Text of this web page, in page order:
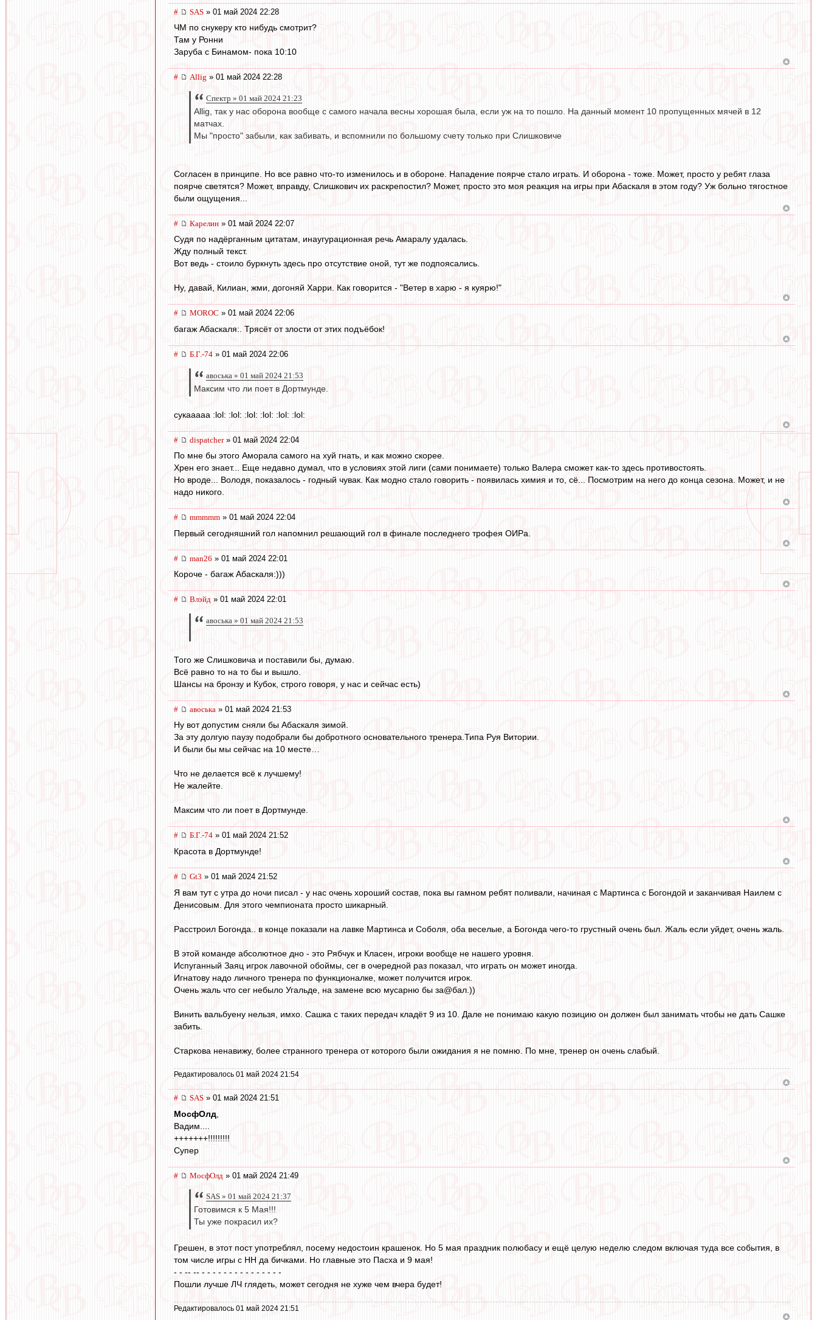
# SAS » 01 май 2024 22:28
ЧМ по снукеру кто нибудь смотрит?
Там у Ронни
Заруба с Бинамом- пока 10:10
# Allig » 01 май 2024 22:28
Спектр » 01 май 2024 21:23
Allig, так у нас оборона вообще с самого начала весны хорошая была, если уж на то пошло. На данный момент 10 пропущенных мячей в 12
матчах.
Мы "просто" забыли, как забивать, и вспомнили по большому счету только при Слишковиче
Согласен в принципе. Но все равно что-то изменилось и в обороне. Нападение поярче стало играть. И оборона - тоже. Может, просто у ребят глаза
поярче светятся? Может, вправду, Слишкович их раскрепостил? Может, просто это моя реакция на игры при Абаскаля в этом году? Уж больно тягостное
были ощущения...
# Карелин » 01 май 2024 22:07
Судя по надёрганным цитатам, инаугурационная речь Амаралу удалась.
Жду полный текст.
Вот ведь - стоило буркнуть здесь про отсутствие оной, тут же подпоясались.
Ну, давай, Килиан, жми, догоняй Харри. Как говорится - "Ветер в харю - я куярю!"
# MOROC » 01 май 2024 22:06
багаж Абаскаля:. Трясёт от злости от этих подъёбок!
# Б.Г.-74 » 01 май 2024 22:06
авоська » 01 май 2024 21:53
Максим что ли поет в Дортмунде.
сукааааа :lol: :lol: :lol: :lol: :lol: :lol:
# dispatcher» 01 май 2024 22:04
По мне бы этого Аморала самого на хуй гнать, и как можно скорее.
Хрен его знает... Еще недавно думал, что в условиях этой лиги (сами понимаете) только Валера сможет как-то здесь противостоять.
Но вроде... Володя, показалось - годный чувак. Как модно стало говорить - появилась химия и то, сё... Посмотрим на него до конца сезона. Может, и не
надо никого.
# mmmmm » 01 май 2024 22:04
Первый сегодняшний гол напомнил решающий гол в финале последнего трофея ОИРа.
# man26 » 01 май 2024 22:01
Короче - багаж Абаскаля:)))
# Влэйд » 01 май 2024 22:01
авоська » 01 май 2024 21:53
Того же Слишковича и поставили бы, думаю.
Всё равно то на то бы и вышло.
Шансы на бронзу и Кубок, строго говоря, у нас и сейчас есть)
# авоська » 01 май 2024 21:53
Ну вот допустим сняли бы Абаскаля зимой.
За эту долгую паузу подобрали бы добротного основательного тренера.Типа Руя Витории.
И были бы мы сейчас на 10 месте…
Что не делается всё к лучшему!
Не жалейте.
Максим что ли поет в Дортмунде.
# Б.Г.-74 » 01 май 2024 21:52
Красота в Дортмунде!
# Gt3 » 01 май 2024 21:52
Я вам тут с утра до ночи писал - у нас очень хороший состав, пока вы гамном ребят поливали, начиная с Мартинса с Богондой и заканчивая Наилем с
Денисовым. Для этого чемпионата просто шикарный.
Расстроил Богонда.. в конце показали на лавке Мартинса и Соболя, оба веселые, а Богонда чего-то грустный очень был. Жаль если уйдет, очень жаль.
В этой команде абсолютное дно - это Рябчук и Класен, игроки вообще не нашего уровня.
Испуганный Заяц игрок лавочной обоймы, сег в очередной раз показал, что играть он может иногда.
Игнатову надо личного тренера по функционалке, может получится игрок.
Очень жаль что сег небыло Угальде, на замене всю мусарню бы за@бал.))
Винить вальбуену нельзя, имхо. Сашка с таких передач кладёт 9 из 10. Дале не понимаю какую позицию он должен был занимать чтобы не дать Сашке
забить.
Старкова ненавижу, более странного тренера от которого были ожидания я не помню. По мне, тренер он очень слабый.
Редактировалось 01 май 2024 21:54
# SAS » 01 май 2024 21:51
МосфОлд
Вадим....
+++++++!!!!!!!!!
Супер
# МосфОлд » 01 май 2024 21:49
SAS » 01 май 2024 21:37
Готовимся к 5 Мая!!!
Ты уже покрасил их?
Грешен, в этот пост употреблял, посему недостоин крашенок. Но 5 мая праздник полюбасу и ещё целую неделю следом включая туда все события, в
том числе игры с НН да бичками. Но главные это Пасха и 9 мая!
- - -- -- - - - - - - - - - - - - - - -
Пошли лучше ЛЧ глядеть, может сегодня не хуже чем вчера будет!
Редактировалось 01 май 2024 21:51